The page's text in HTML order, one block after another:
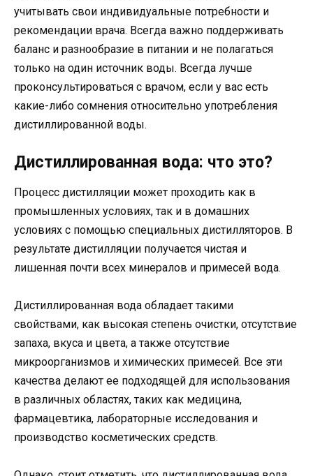
учитывать свои индивидуальные потребности и
рекомендации врача. Всегда важно поддерживать
баланс и разнообразие в питании и не полагаться
только на один источник воды. Всегда лучше
проконсультироваться с врачом, если у вас есть
какие-либо сомнения относительно употребления
дистиллированной воды.
Дистиллированная вода: что это?
Процесс дистилляции может проходить как в
промышленных условиях, так и в домашних
условиях с помощью специальных дистилляторов. В
результате дистилляции получается чистая и
лишенная почти всех минералов и примесей вода.
Дистиллированная вода обладает такими
свойствами, как высокая степень очистки, отсутствие
запаха, вкуса и цвета, а также отсутствие
микроорганизмов и химических примесей. Все эти
качества делают ее подходящей для использования
в различных областях, таких как медицина,
фармацевтика, лабораторные исследования и
производство косметических средств.